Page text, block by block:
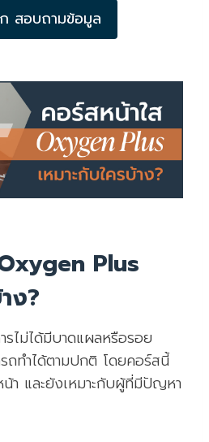
สอบถามข้อมูล
Plus
ง?
ได้มีบาดแผลหรือรอย
ถทำได้ตามปกติ โดยคอร์สนี้
า และยังเหมาะกับผู้ที่มีปัญหา